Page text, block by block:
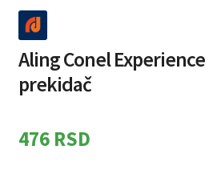
Aling Conel
prekidač
476 RSD